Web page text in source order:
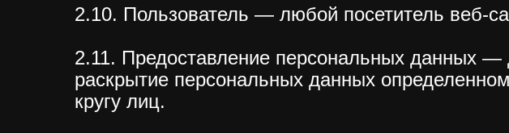
2.10. Пользователь — любой посетитель веб-
2.11. Предоставление персональных данных —
раскрытие персональных данных
кругу лиц.